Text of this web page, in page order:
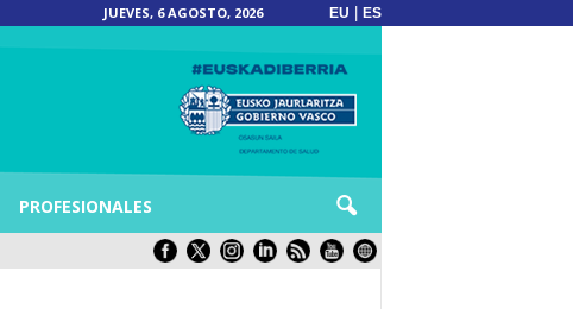
JUEVES, 6 AGOSTO, 2026 EU ES
PROFESIONALES